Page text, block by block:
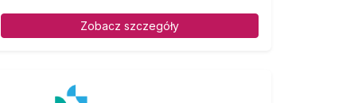
Zobacz szczegóły